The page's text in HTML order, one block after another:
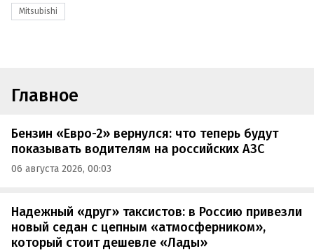
Mitsubishi
Главное
Бензин «Евро-2» вернулся: что теперь будут
показывать водителям на российских АЗС
06 августа 2026, 00:03
Надежный «друг» таксистов: в Россию привезли
новый седан с цепным «атмосферником»,
который стоит дешевле «Лады»